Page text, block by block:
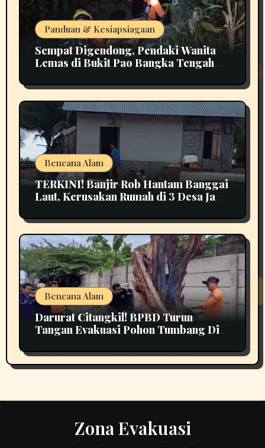
Panduan & Kesiapsiagaan
Sempat Digendong, Pendaki Wanita
Lemas di Bukit Pao Bangka Tengah
Bencana Alam
TERKINI! Banjir Rob Hantam Banggai
Laut, Kerusakan Rumah di 3 Desa Jadi
Bencana Alam
Darurat Citangkil! BPBD Turun
Tangan Evakuasi Pohon Tumbang Di
Zona Evakuasi